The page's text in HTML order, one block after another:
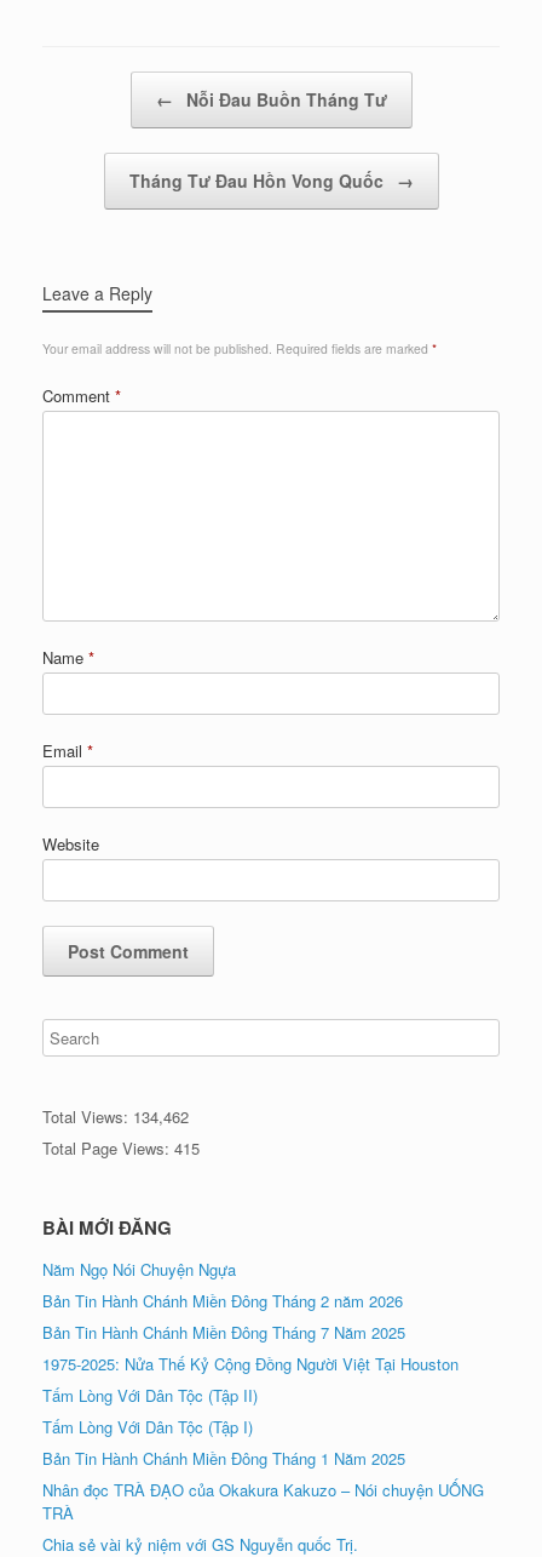
← Nỗi Đau Buồn Tháng Tư
Tháng Tư Đau Hồn Vong Quốc →
Leave a Reply
Your email address will not be published. Required fields are marked *
Comment *
Name *
Email *
Website
Total Views: 134,462
Total Page Views: 415
BÀI MỚI ĐĂNG
Năm Ngọ Nói Chuyện Ngựa
Bản Tin Hành Chánh Miền Đông Tháng 2 năm 2026
Bản Tin Hành Chánh Miền Đông Tháng 7 Năm 2025
1975-2025: Nửa Thế Kỷ Cộng Đồng Người Việt Tại Houston
Tấm Lòng Với Dân Tộc (Tập II)
Tấm Lòng Với Dân Tộc (Tập I)
Bản Tin Hành Chánh Miền Đông Tháng 1 Năm 2025
Nhân đọc TRÀ ÐẠO của Okakura Kakuzo – Nói chuyện UỐNG
TRÀ
Chia sẻ vài kỷ niệm với GS Nguyễn quốc Trị.